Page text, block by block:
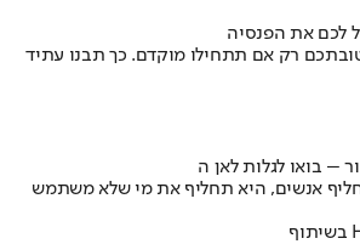
לכם את הפנסיה
רק אם תתחילו מוקדם. כך תבנו עתיד
אנשים, היא תחליף את מי שלא משתמש